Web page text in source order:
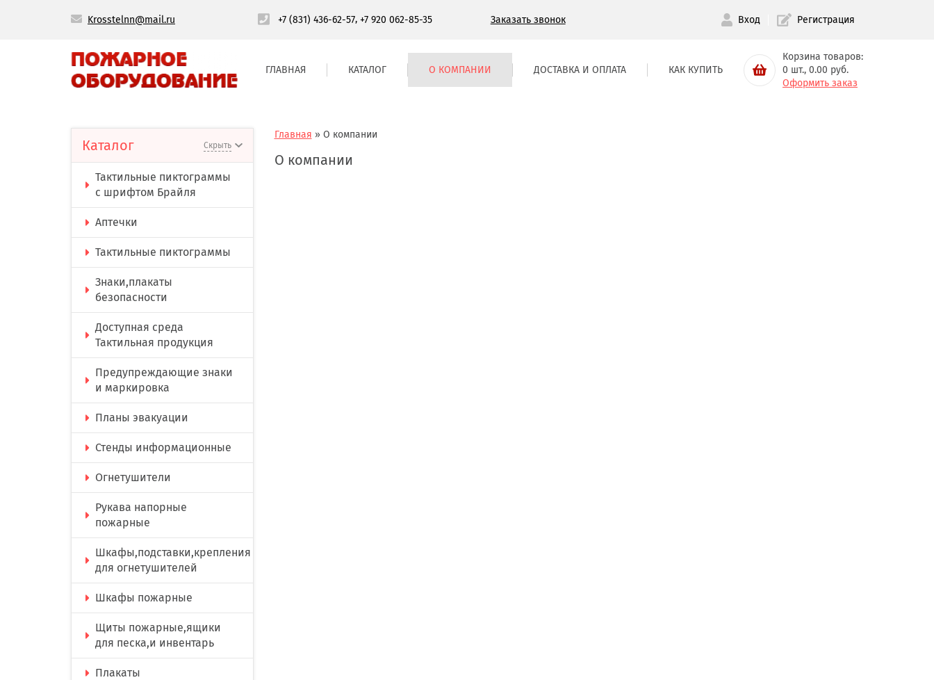
Krosstelnn@mail.ru +7 (831) 436-62-57, +7 920 062-85-35 Заказать звонок Вход Регистрация
ГЛАВНАЯ КАТАЛОГ О КОМПАНИИ ДОСТАВКА И ОПЛАТА КАК КУПИТЬ
Корзина товаров:
0 шт., 0.00 руб.
Оформить заказ
Каталог Скрыть
Тактильные пиктограммы
с шрифтом Брайля
Аптечки
Тактильные пиктограммы
Знаки,плакаты
безопасности
Доступная среда
Тактильная продукция
Предупреждающие знаки
и маркировка
Планы эвакуации
Стенды информационные
Огнетушители
Рукава напорные
пожарные
Шкафы,подставки,крепления
для огнетушителей
Шкафы пожарные
Щиты пожарные,ящики
для песка,и инвентарь
Плакаты
Главная » О компании
О компании